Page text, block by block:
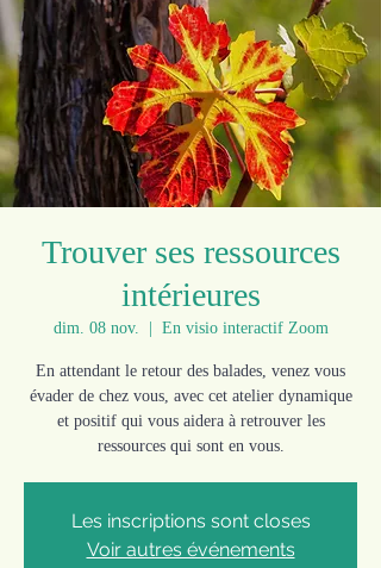
Trouver ses ressources
intérieures
dim. 08 nov. En visio interactif Zoom
En attendant le retour des balades, venez vous
évader de chez vous, avec cet atelier dynamique
et positif qui vous aidera à retrouver les
ressources qui sont en vous.
Les inscriptions sont closes
Voir autres événements